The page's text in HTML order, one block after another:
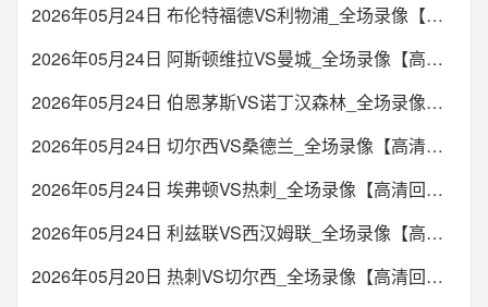
2026年05月24日 布伦特福德VS利物浦_全场录像【高清回放】
2026年05月24日 阿斯顿维拉VS曼城_全场录像【高清回放】
2026年05月24日 伯恩茅斯VS诺丁汉森林_全场录像【高清回放】
2026年05月24日 切尔西VS桑德兰_全场录像【高清回放】
2026年05月24日 埃弗顿VS热刺_全场录像【高清回放】
2026年05月24日 利兹联VS西汉姆联_全场录像【高清回放】
2026年05月20日 热刺VS切尔西_全场录像【高清回放】